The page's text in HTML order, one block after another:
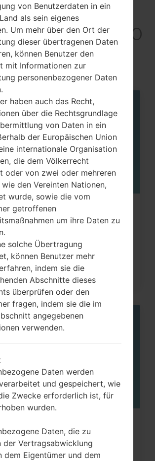
Artikel
akaLG K50S
MAI
ich auf LG G3, G4, G5, G7
Serien...
man die
durch Code
von Benutzerdaten in ein
als sein eigenes
Um mehr über den Ort der
dieser übertragenen Daten
können Benutzer den
mit Informationen zur
personenbezogener Daten
haben auch das Recht,
über die Rechtsgrundlage
von Daten in ein
der Europäischen Union
internationale Organisation
die dem Völkerrecht
oder von zwei oder mehreren
wie den Vereinten Nationen,
wurde, sowie die vom
getroffenen
um ihre Daten zu
solche Übertragung
können Benutzer mehr
indem sie die
Abschnitte dieses
überprüfen oder den
fragen, indem sie die im
angegebenen
verwenden.
Daten werden
und gespeichert, wie
Zwecke erforderlich ist, für
wurden.
Daten, die zu
der Vertragsabwicklung
dem Eigentümer und dem